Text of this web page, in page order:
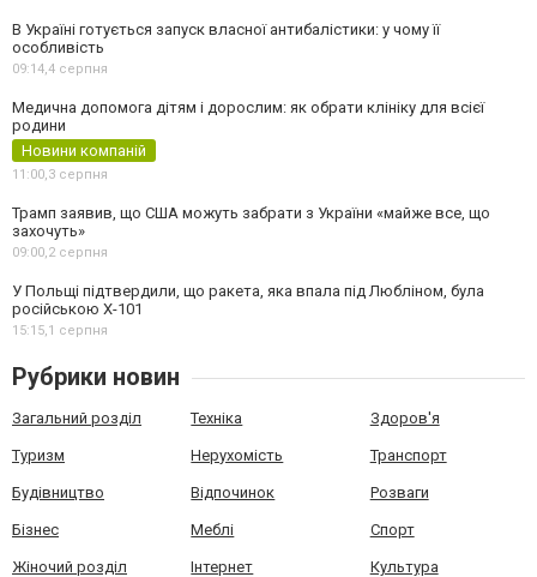
В Україні готується запуск власної антибалістики: у чому її
особливість
09:14,4 серпня
Медична допомога дітям і дорослим: як обрати клініку для всієї
родини
Новини компаній
11:00,3 серпня
Трамп заявив, що США можуть забрати з України «майже все, що
захочуть»
09:00,2 серпня
У Польщі підтвердили, що ракета, яка впала під Любліном, була
російською Х-101
15:15,1 серпня
Рубрики новин
Загальний розділ Техніка Здоров'я
Туризм Нерухомість Транспорт
Будівництво Відпочинок Розваги
Бізнес Меблі Спорт
Жіночий розділ Інтернет Культура